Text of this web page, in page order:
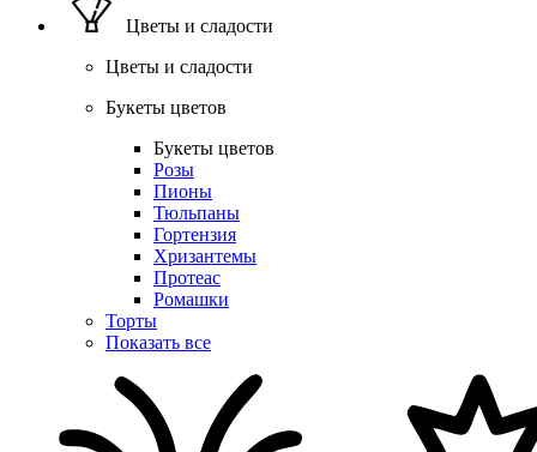
Цветы и сладости
Цветы и сладости
Букеты цветов
Букеты цветов
Розы
Пионы
Тюльпаны
Гортензия
Хризантемы
Протеас
Ромашки
Торты
Показать все